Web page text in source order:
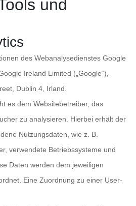
und
des Webanalysedienstes Google
Ireland Limited („Google“),
Dublin 4, Irland.
es dem Websitebetreiber, das
zu analysieren. Hierbei erhält der
Nutzungsdaten, wie z. B.
verwendete Betriebssysteme und
Daten werden dem jeweiligen
Eine Zuordnung zu einer User-